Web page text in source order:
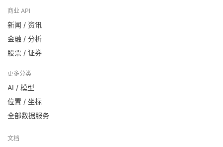
商业 API
新闻 / 资讯
金融 / 分析
股票 / 证券
更多分类
AI / 模型
位置 / 坐标
全部数据服务
文档